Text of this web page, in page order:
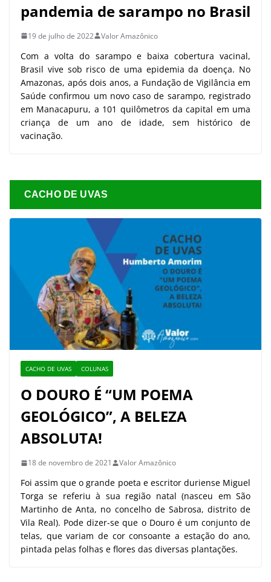
pandemia de sarampo no Brasil
19 de julho de 2022 Valor Amazônico
Com a volta do sarampo e baixa cobertura vacinal,
Brasil vive sob risco de uma epidemia da doença. No
Amazonas, após dois anos, a Fundação de Vigilância em
Saúde confirmou um novo caso de sarampo, registrado
em Manacapuru, a 101 quilômetros da capital em uma
criança de um ano de idade, sem histórico de
vacinação.
CACHO DE UVAS
CACHO DE UVAS COLUNAS
O DOURO É “UM POEMA
GEOLÓGICO”, A BELEZA
ABSOLUTA!
18 de novembro de 2021 Valor Amazônico
Foi assim que o grande poeta e escritor duriense Miguel
Torga se referiu à sua região natal (nasceu em São
Martinho de Anta, no concelho de Sabrosa, distrito de
Vila Real). Pode dizer-se que o Douro é um conjunto de
telas, que variam de cor consoante a estação do ano,
pintada pelas folhas e flores das diversas plantações.